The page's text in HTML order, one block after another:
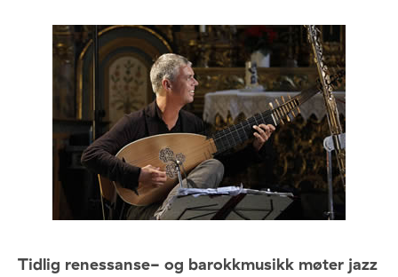
Tidlig renessanse- og barokkmusikk møter jazz